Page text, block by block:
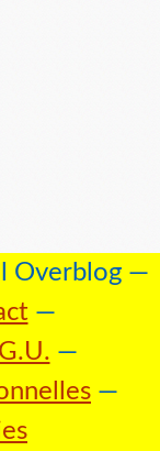
Overblog